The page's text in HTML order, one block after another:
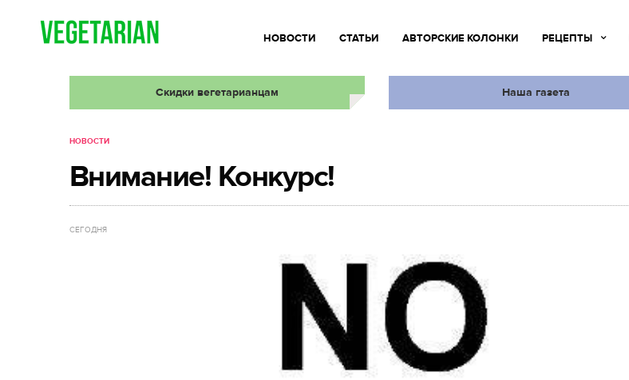
НОВОСТИ СТАТЬИ АВТОРСКИЕ КОЛОНКИ РЕЦЕПТЫ
Скидки вегетарианцам Наша газета
НОВОСТИ
Внимание! Конкурс!
СЕГОДНЯ